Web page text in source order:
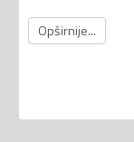
Opširnije...